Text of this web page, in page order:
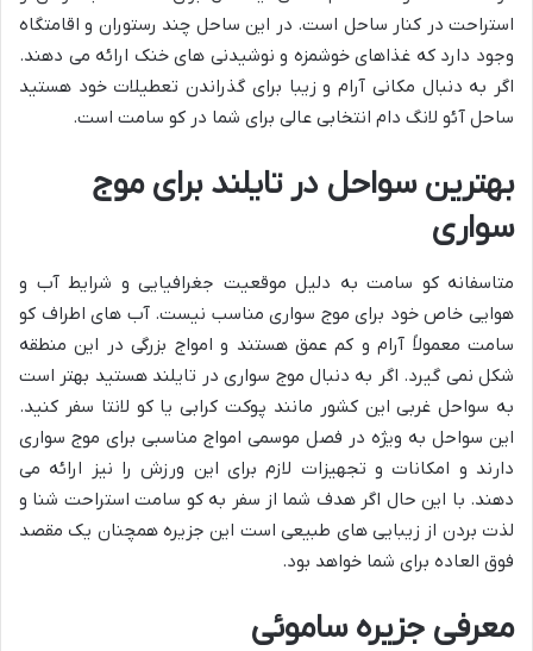
استراحت در کنار ساحل است. در این ساحل چند رستوران و اقامتگاه
وجود دارد که غذاهای خوشمزه و نوشیدنی های خنک ارائه می دهند.
اگر به دنبال مکانی آرام و زیبا برای گذراندن تعطیلات خود هستید
ساحل آئو لانگ دام انتخابی عالی برای شما در کو سامت است.
بهترین سواحل در تایلند برای موج
سواری
متاسفانه کو سامت به دلیل موقعیت جغرافیایی و شرایط آب و
هوایی خاص خود برای موج سواری مناسب نیست. آب های اطراف کو
سامت معمولاً آرام و کم عمق هستند و امواج بزرگی در این منطقه
شکل نمی گیرد. اگر به دنبال موج سواری در تایلند هستید بهتر است
به سواحل غربی این کشور مانند پوکت کرابی یا کو لانتا سفر کنید.
این سواحل به ویژه در فصل موسمی امواج مناسبی برای موج سواری
دارند و امکانات و تجهیزات لازم برای این ورزش را نیز ارائه می
دهند. با این حال اگر هدف شما از سفر به کو سامت استراحت شنا و
لذت بردن از زیبایی های طبیعی است این جزیره همچنان یک مقصد
فوق العاده برای شما خواهد بود.
معرفی جزیره ساموئی